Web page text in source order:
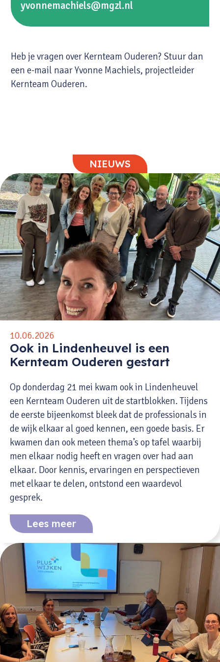
yvonnemachiels@mgzl.nl
Heb je vragen over Kernteam Ouderen? Stuur dan
een e-mail naar Yvonne Machiels, projectleider
Kernteam Ouderen.
NIEUWS
10.06.2026
Ook in Lindenheuvel is een
Kernteam Ouderen gestart
Op donderdag 21 mei kwam ook in Lindenheuvel
een Kernteam Ouderen uit de startblokken. Tijdens
de eerste bijeenkomst bleek dat de professionals in
de wijk elkaar al goed kennen, een goede basis. Er
kwamen dan ook meteen thema’s op tafel waarbij
men elkaar nodig heeft en vragen over had aan
elkaar. Door kennis, ervaringen en perspectieven
met elkaar te delen, ontstond een waardevol
gesprek.
Lees meer